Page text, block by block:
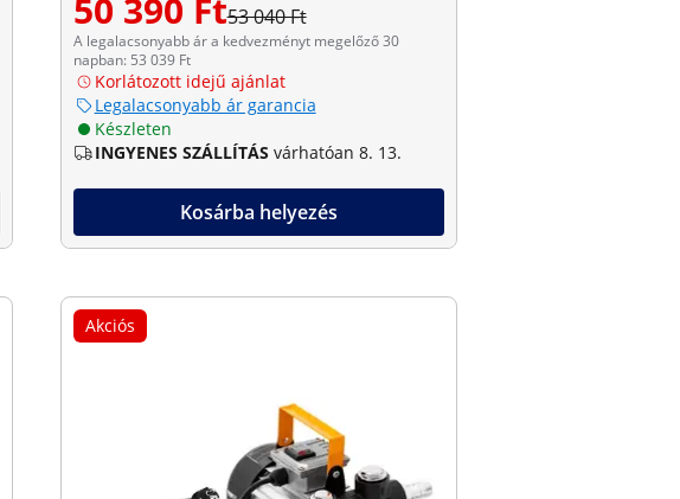
50 390 Ft53 040 Ft
A legalacsonyabb ár a kedvezményt megelőző 30
napban: 53 039 Ft
Korlátozott idejű ajánlat
Legalacsonyabb ár garancia
Készleten
INGYENES SZÁLLÍTÁS várhatóan 8. 13.
Kosárba helyezés
Akciós